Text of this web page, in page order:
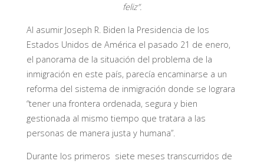
feliz”.
Al asumir Joseph R. Biden la Presidencia de los
Estados Unidos de América el pasado 21 de enero,
el panorama de la situación del problema de la
inmigración en este país, parecía encaminarse a un
reforma del sistema de inmigración donde se lograra
“tener una frontera ordenada, segura y bien
gestionada al mismo tiempo que tratara a las
personas de manera justa y humana”.
Durante los primeros siete meses transcurridos de